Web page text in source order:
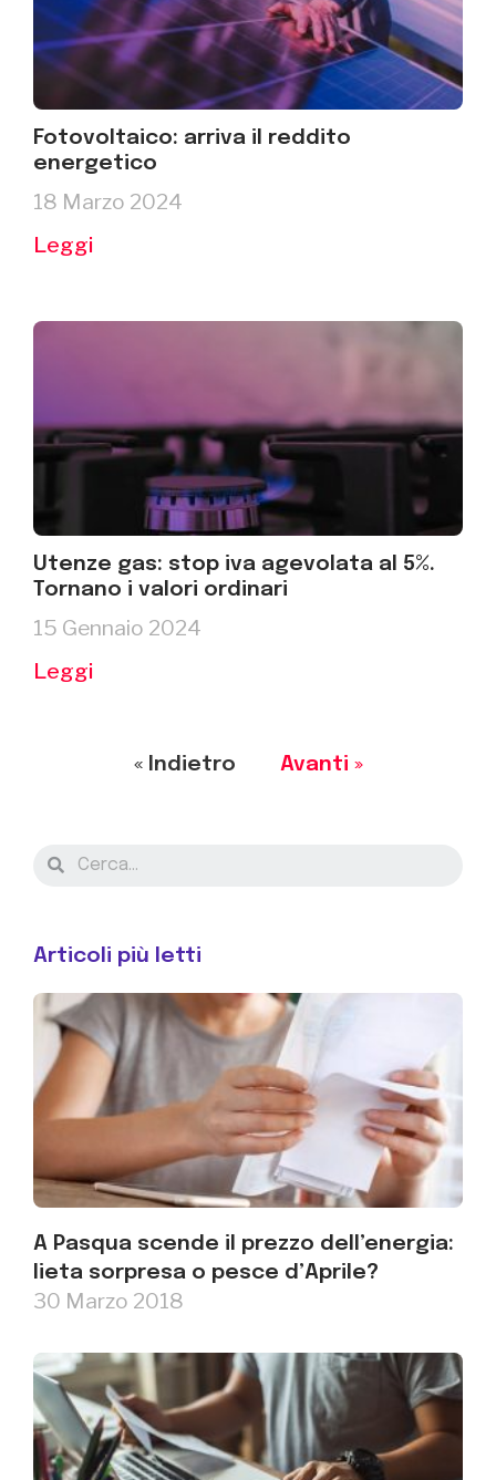
Articoli più letti
A Pasqua scende il prezzo dell’energia:
lieta sorpresa o pesce d’Aprile?
30 Marzo 2018
Fotovoltaico: arriva il reddito
energetico
18 Marzo 2024
Leggi
Utenze gas: stop iva agevolata al 5%.
Tornano i valori ordinari
15 Gennaio 2024
Leggi
« Indietro Avanti »